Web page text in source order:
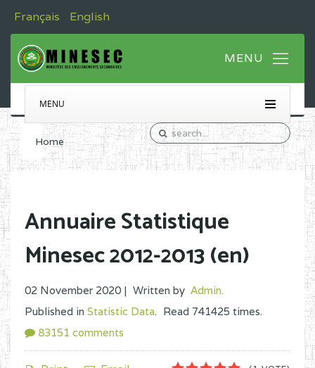
Français English
MENU
Home
Annuaire Statistique
Minesec 2012-2013 (en)
02 November 2020 | Written by Admin.
Published in Statistic Data. Read 741425 times.
83151 comments